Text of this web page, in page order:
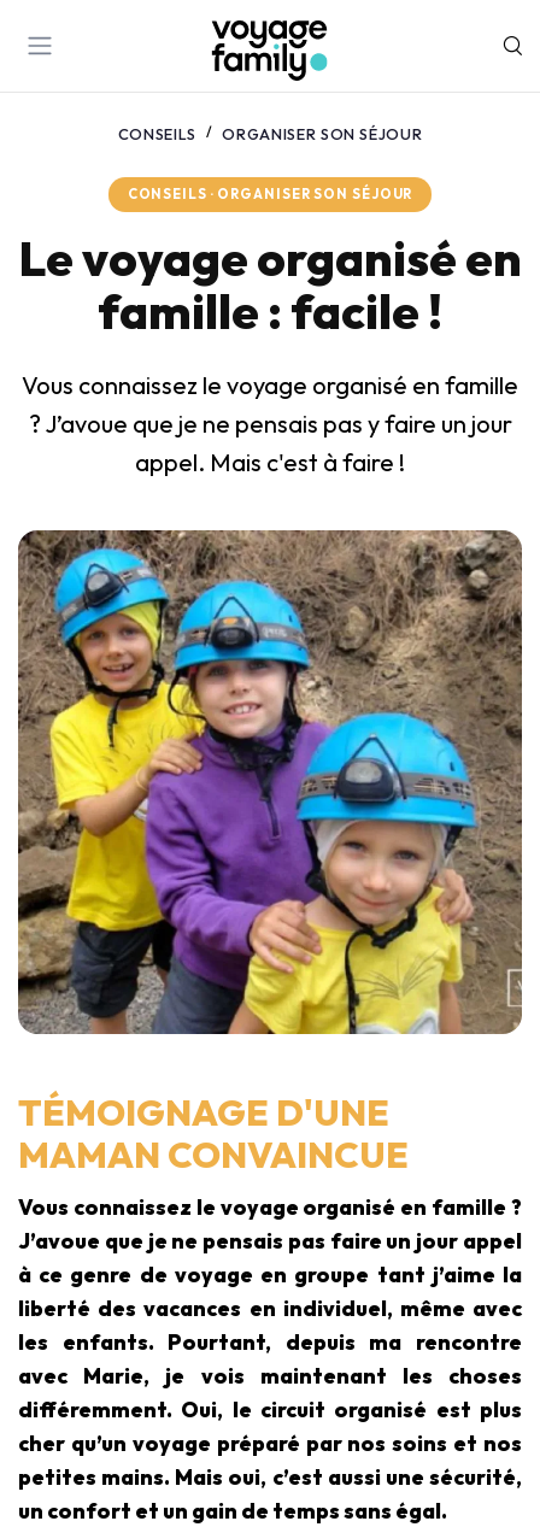
CONSEILS ORGANISER SON SÉJOUR
CONSEILS · ORGANISER SON SÉJOUR
Le voyage organisé en
famille : facile !
Vous connaissez le voyage organisé en famille
? J’avoue que je ne pensais pas y faire un jour
appel. Mais c'est à faire !
TÉMOIGNAGE D'UNE
MAMAN CONVAINCUE
Vous connaissez le voyage organisé en famille ?
J’avoue que je ne pensais pas faire un jour appel
à ce genre de voyage en groupe tant j’aime la
liberté des vacances en individuel, même avec
les enfants. Pourtant, depuis ma rencontre
avec Marie, je vois maintenant les choses
différemment. Oui, le circuit organisé est plus
cher qu’un voyage préparé par nos soins et nos
petites mains. Mais oui, c’est aussi une sécurité,
un confort et un gain de temps sans égal.